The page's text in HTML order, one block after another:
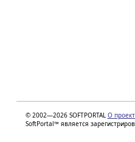
© 2002—2026 SOFTPORTAL О
SoftPortal™ является